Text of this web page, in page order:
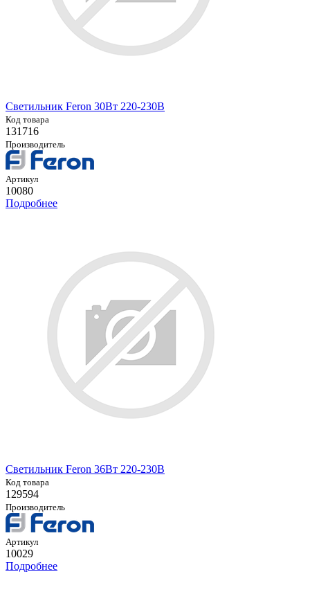
Светильник Feron 30Вт 220-230В
Код товара
131716
Производитель
Артикул
10080
Подробнее
Светильник Feron 36Вт 220-230В
Код товара
129594
Производитель
Артикул
10029
Подробнее